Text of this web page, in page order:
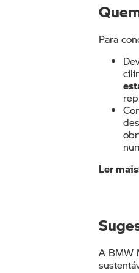
Para
Ler
A BMW